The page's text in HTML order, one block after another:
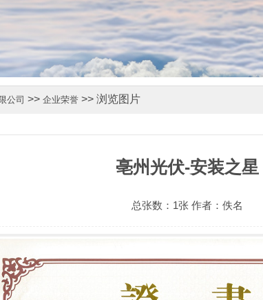
公司 >> 企业荣誉 >> 浏览图片
亳州光伏-安装之星
总张数：1张 作者：佚名